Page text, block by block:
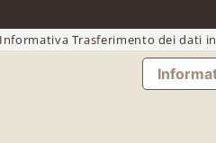
Informativa Trasferimento dei dati